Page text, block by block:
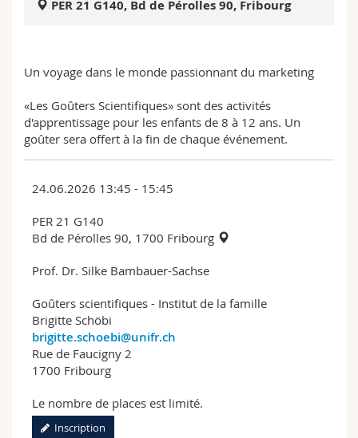
Sciences et médecine
Collaborateurs
Webmail
MyUnifr
PER 21 G140, Bd de Pérolles 90, Fribourg
Un voyage dans le monde passionnant du marketing
«Les Goûters Scientifiques» sont des activités
d'apprentissage pour les enfants de 8 à 12 ans. Un
goûter sera offert à la fin de chaque événement.
24.06.2026 13:45 - 15:45
PER 21 G140
Bd de Pérolles 90, 1700 Fribourg
Prof. Dr. Silke Bambauer-Sachse
Goûters scientifiques - Institut de la famille
Brigitte Schöbi
brigitte.schoebi@unifr.ch
Rue de Faucigny 2
1700 Fribourg
Le nombre de places est limité.
Inscription